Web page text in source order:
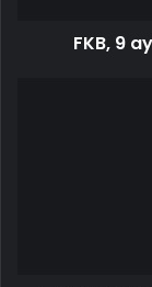
FKB, 9